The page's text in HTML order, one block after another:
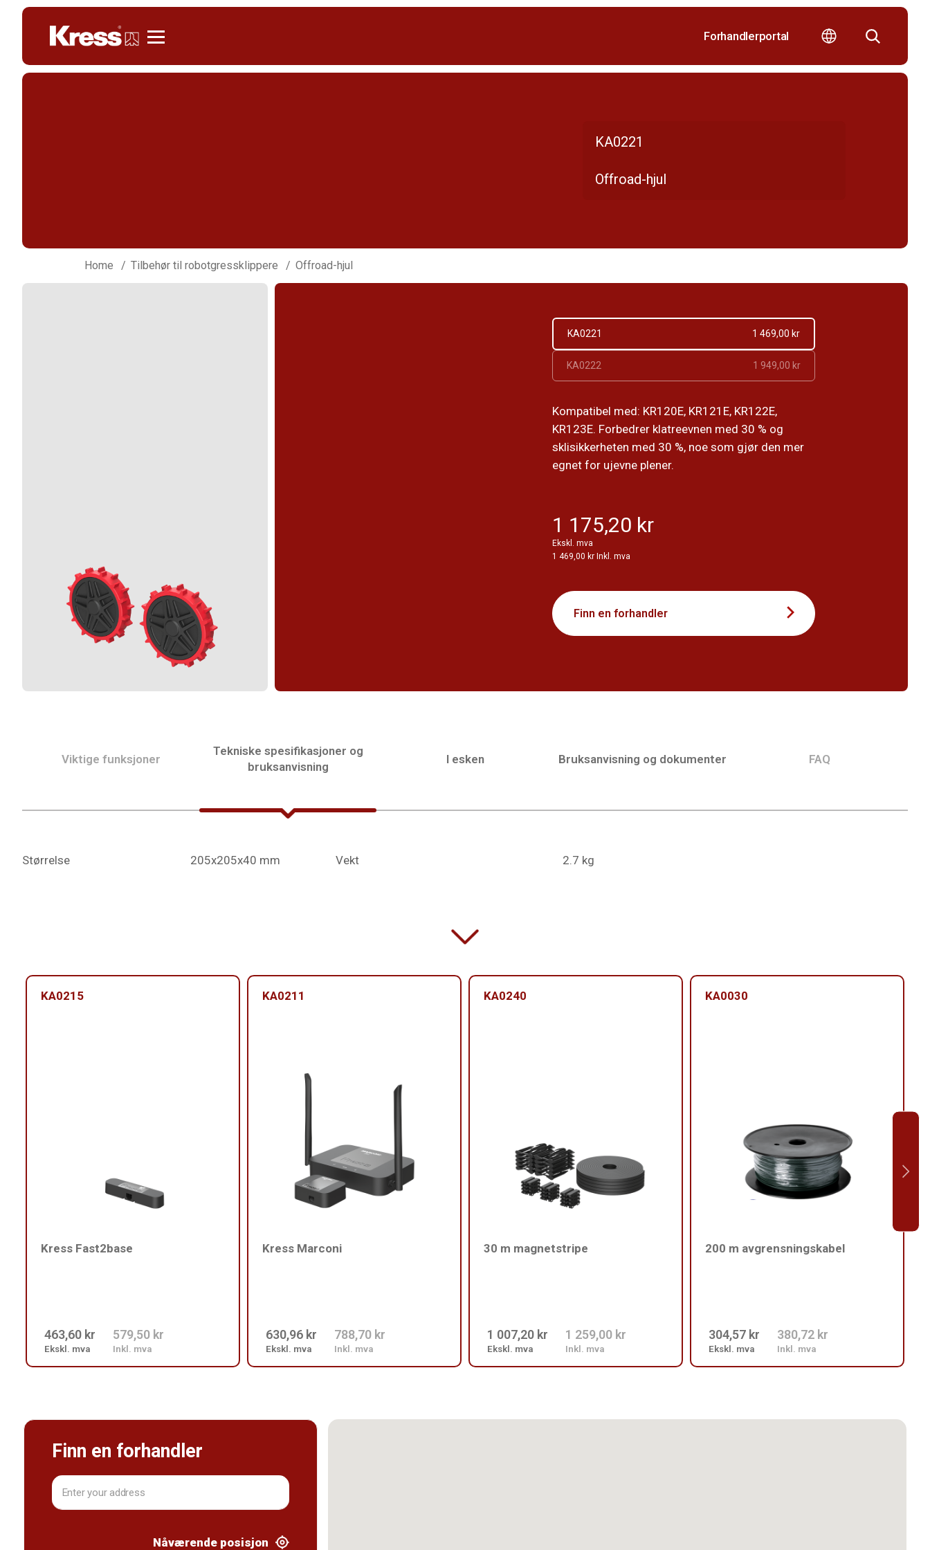
Forhandlerportal
KA0221
Offroad-hjul
Home Tilbehør til robotgressklippere Offroad-hjul
KA0221 1 469,00 kr
KA0222 1 949,00 kr
Kompatibel med: KR120E, KR121E, KR122E,
KR123E. Forbedrer klatreevnen med 30 % og
sklisikkerheten med 30 %, noe som gjør den mer
egnet for ujevne plener.
1 175,20 kr
Ekskl. mva
1 469,00 kr Inkl. mva
Finn en forhandler
Viktige funksjoner
Tekniske spesifikasjoner og
bruksanvisning
I esken Bruksanvisning og dokumenter FAQ
Størrelse 205x205x40 mm Vekt 2.7 kg
KA0215
Kress Fast2base
463,60 kr
Ekskl. mva
579,50 kr
Inkl. mva
KA0211
Kress Marconi
630,96 kr
Ekskl. mva
788,70 kr
Inkl. mva
KA0240
30 m magnetstripe
1 007,20 kr
Ekskl. mva
1 259,00 kr
Inkl. mva
KA0030
200 m avgrensningskabel
304,57 kr
Ekskl. mva
380,72 kr
Inkl. mva
Finn en forhandler
Nåværende posisjon